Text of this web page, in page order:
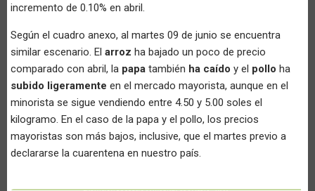
incremento de 0.10% en abril.
Según el cuadro anexo, al martes 09 de junio se encuentra
similar escenario. El arroz ha bajado un poco de precio
comparado con abril, la papa también ha caído y el pollo ha
subido ligeramente en el mercado mayorista, aunque en el
minorista se sigue vendiendo entre 4.50 y 5.00 soles el
kilogramo. En el caso de la papa y el pollo, los precios
mayoristas son más bajos, inclusive, que el martes previo a
declararse la cuarentena en nuestro país.